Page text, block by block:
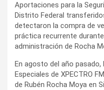
Aportaciones para la
Distrito Federal
detectaron la compra de
práctica recurrente
administración de Rocha
En agosto del año pasado,
Especiales de XPECTRO
de Rubén Rocha Moya en